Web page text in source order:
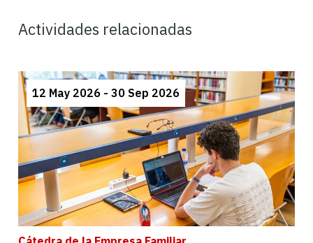
Actividades relacionadas
12 May 2026 - 30 Sep 2026